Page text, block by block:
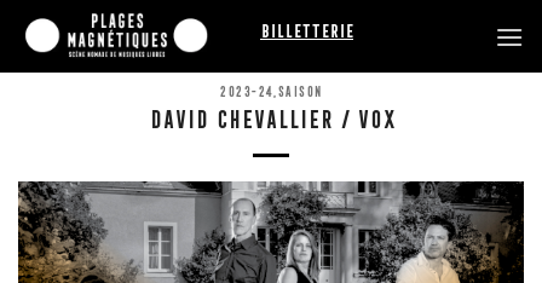
Passer
contenu
Billetterie
2023-24, SAISON
DAVID CHEVALLIER / VOX